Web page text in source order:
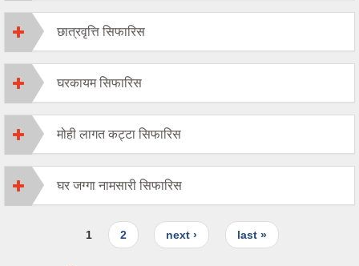
छात्रवृत्ति सिफारिस
घरकायम सिफारिस
मोही लागत कट्टा सिफारिस
घर जग्गा नामसारी सिफारिस
1 2 next › last »